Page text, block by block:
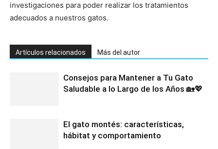
investigaciones para poder realizar los tratamientos
adecuados a nuestros gatos.
Artículos relacionados Más del autor
Consejos para Mantener a Tu Gato
Saludable a lo Largo de los Años 🏡💖
El gato montés: características,
hábitat y comportamiento